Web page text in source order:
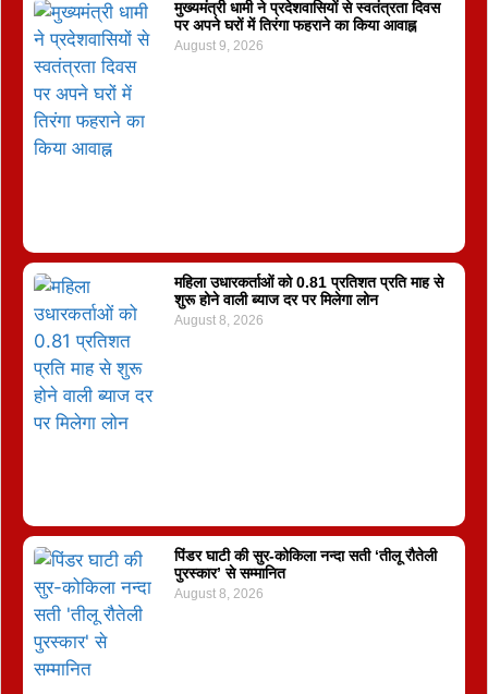
मुख्यमंत्री धामी ने प्रदेशवासियों से स्वतंत्रता दिवस
पर अपने घरों में तिरंगा फहराने का किया आवाह्न
August 9, 2026
महिला उधारकर्ताओं को 0.81 प्रतिशत प्रति माह से
शुरू होने वाली ब्याज दर पर मिलेगा लोन
August 8, 2026
पिंडर घाटी की सुर-कोकिला नन्दा सती ‘तीलू रौतेली
पुरस्कार’ से सम्मानित
August 8, 2026